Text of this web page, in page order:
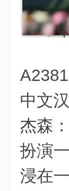
中文
杰森
扮演
浸在